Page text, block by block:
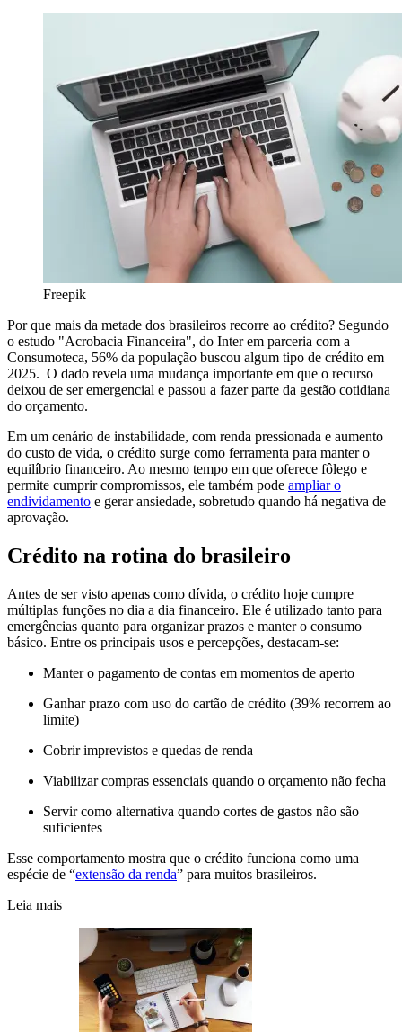
Freepik
Por que mais da metade dos brasileiros recorre ao crédito? Segundo
o estudo "Acrobacia Financeira", do Inter em parceria com a
Consumoteca, 56% da população buscou algum tipo de crédito em
2025. O dado revela uma mudança importante em que o recurso
deixou de ser emergencial e passou a fazer parte da gestão cotidiana
do orçamento.
Em um cenário de instabilidade, com renda pressionada e aumento
do custo de vida, o crédito surge como ferramenta para manter o
equilíbrio financeiro. Ao mesmo tempo em que oferece fôlego e
permite cumprir compromissos, ele também pode ampliar o
endividamento e gerar ansiedade, sobretudo quando há negativa de
aprovação.
Crédito na rotina do brasileiro
Antes de ser visto apenas como dívida, o crédito hoje cumpre
múltiplas funções no dia a dia financeiro. Ele é utilizado tanto para
emergências quanto para organizar prazos e manter o consumo
básico. Entre os principais usos e percepções, destacam-se:
Manter o pagamento de contas em momentos de aperto
Ganhar prazo com uso do cartão de crédito (39% recorrem ao
limite)
Cobrir imprevistos e quedas de renda
Viabilizar compras essenciais quando o orçamento não fecha
Servir como alternativa quando cortes de gastos não são
suficientes
Esse comportamento mostra que o crédito funciona como uma
espécie de “extensão da renda” para muitos brasileiros.
Leia mais